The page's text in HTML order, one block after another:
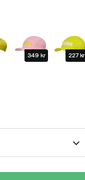
349 kr 227 kr